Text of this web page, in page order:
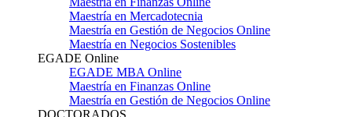
Maestría en Mercadotecnia
Maestría en Gestión de Negocios Online
Maestría en Negocios Sostenibles
EGADE Online
EGADE MBA Online
Maestría en Finanzas Online
Maestría en Gestión de Negocios Online
DOCTORADOS